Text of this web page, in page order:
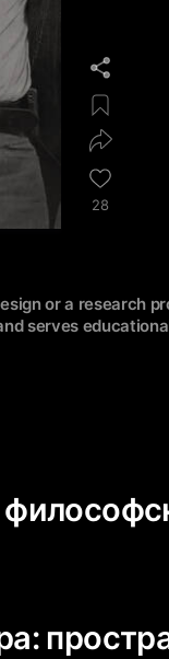
28
or a research
serves